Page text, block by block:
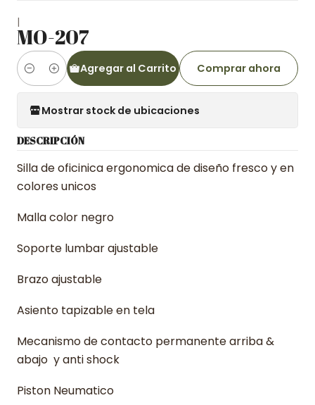
|
MO-207
Cantidad
Agregar al Carrito Comprar ahora
Mostrar stock de ubicaciones
DESCRIPCIÓN
Silla de oficinica ergonomica de diseño fresco y en
colores unicos
Malla color negro
Soporte lumbar ajustable
Brazo ajustable
Asiento tapizable en tela
Mecanismo de contacto permanente arriba &
abajo y anti shock
Piston Neumatico